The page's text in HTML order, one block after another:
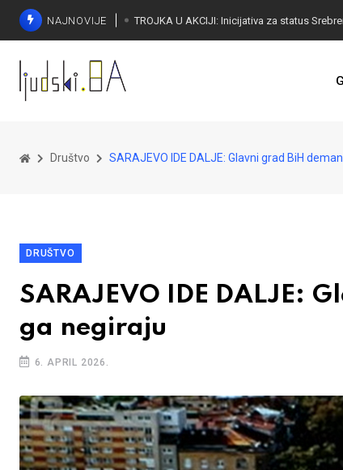
NAJNOVIJE
Društvo SARAJEVO IDE DALJE: Glavni grad BiH
DRUŠTVO
SARAJEVO IDE DALJE:
ga negiraju
6. APRIL 2026.